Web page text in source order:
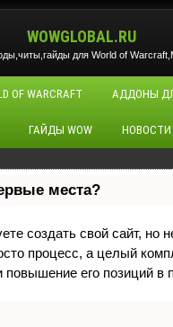
WOWGLOBAL.RU
для World of
OF WARCRAFT АДДОНЫ
ГАЙДЫ WOW НОВОСТИ
места?
создать свой сайт, но
процесс, а целый
повышение его позиций в